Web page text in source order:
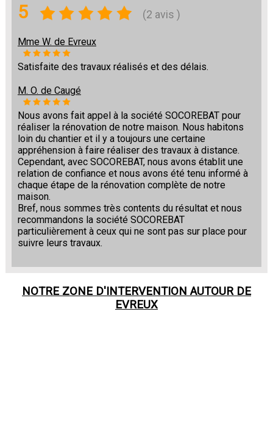
5 (2 avis )
Mme W. de Evreux
Satisfaite des travaux réalisés et des délais.
M. O. de Caugé
Nous avons fait appel à la société SOCOREBAT pour
réaliser la rénovation de notre maison. Nous habitons
loin du chantier et il y a toujours une certaine
appréhension à faire réaliser des travaux à distance.
Cependant, avec SOCOREBAT, nous avons établit une
relation de confiance et nous avons été tenu informé à
chaque étape de la rénovation complète de notre
maison.
Bref, nous sommes très contents du résultat et nous
recommandons la société SOCOREBAT
particulièrement à ceux qui ne sont pas sur place pour
suivre leurs travaux.
NOTRE ZONE D'INTERVENTION AUTOUR DE
EVREUX